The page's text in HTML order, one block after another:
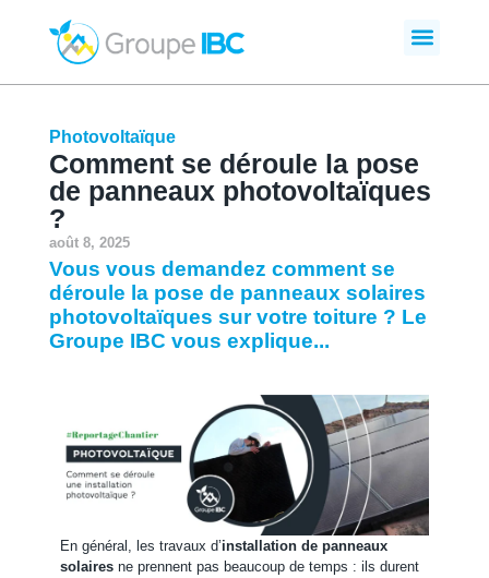
Photovoltaïque
Comment se déroule la pose
de panneaux photovoltaïques
?
août 8, 2025
Vous vous demandez comment se
déroule la pose de panneaux solaires
photovoltaïques sur votre toiture ? Le
Groupe IBC vous explique...
En général, les travaux d’installation de panneaux
solairesne prennent pas beaucoup de temps : ils durent